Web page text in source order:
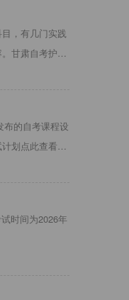
，有几门实践
甘肃自考护理
布的自考课程设
划点此查看：
时间为2026年